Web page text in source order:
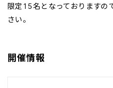
限定15名となっておりますの
さい。
開催情報